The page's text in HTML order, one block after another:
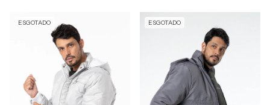
ESGOTADO ESGOTADO